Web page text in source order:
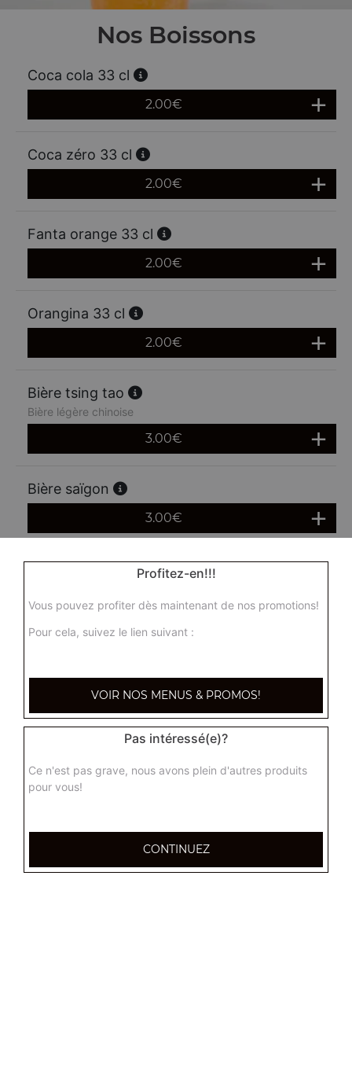
Nos Boissons
Coca cola 33 cl
2.00€
Coca zéro 33 cl
2.00€
Fanta orange 33 cl
2.00€
Orangina 33 cl
2.00€
Bière tsing tao
Bière légère chinoise
3.00€
Bière saïgon
3.00€
Vin rouge supérrieur 75 cl
15.00 €
15.00€
Profitez-en!!!
Vous pouvez profiter dès maintenant de nos promotions!
Pour cela, suivez le lien suivant :
VOIR NOS MENUS & PROMOS!
Pas intéressé(e)?
Ce n'est pas grave, nous avons plein d'autres produits
pour vous!
CONTINUEZ